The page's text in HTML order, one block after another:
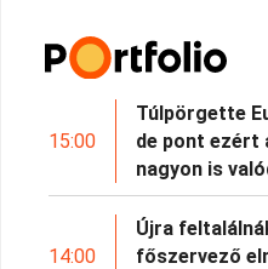
15:00
Túlpörgette
de pont ezért
nagyon is
14:00
Újra
főszervező